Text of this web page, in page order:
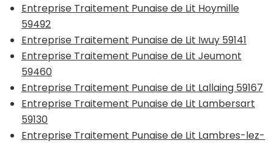
Entreprise Traitement Punaise de Lit Hoymille
59492
Entreprise Traitement Punaise de Lit Iwuy 59141
Entreprise Traitement Punaise de Lit Jeumont
59460
Entreprise Traitement Punaise de Lit Lallaing 59167
Entreprise Traitement Punaise de Lit Lambersart
59130
Entreprise Traitement Punaise de Lit Lambres-lez-